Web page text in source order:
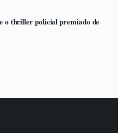
o thriller policial premiado de